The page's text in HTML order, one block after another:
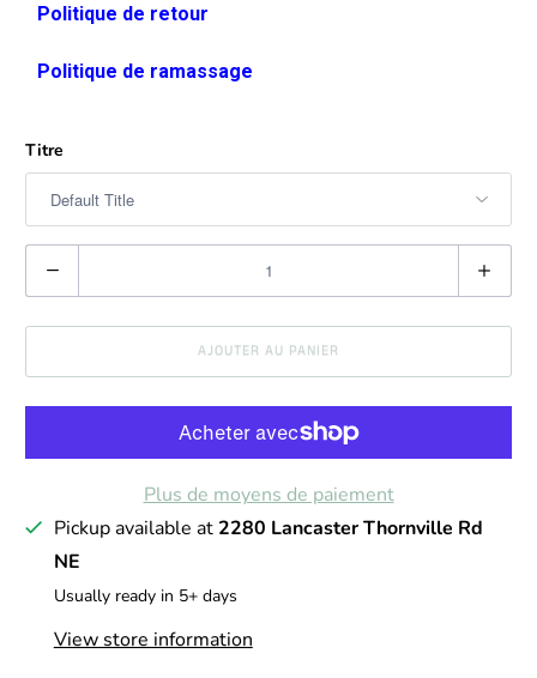
Politique de retour
Politique de ramassage
Titre
u
a
t
AJOUTER AU PANIER
Plus de moyens de paiement
Pickup available at 2280 Lancaster Thornville Rd
NE
Usually ready in 5+ days
View store information